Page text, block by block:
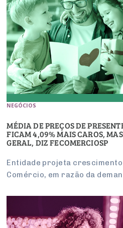
NEGÓCIOS
MÉDIA DE PREÇOS DE
FICAM 4,09% MAIS CAROS,
GERAL, DIZ FECOMERCIOSP
Entidade projeta crescimento
Comércio, em razão da